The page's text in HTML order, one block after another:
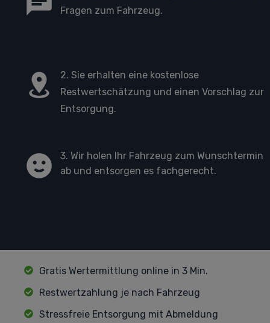
Fragen zum Fahrzeug.
2. Sie erhalten eine kostenlose
Restwertschätzung und einen Vorschlag zur
Entsorgung.
3. Wir holen Ihr Fahrzeug zum Wunschtermin
ab und entsorgen es fachgerecht.
Gratis Wertermittlung online in 3 Min.
Restwertzahlung je nach Fahrzeug
Stressfreie Entsorgung mit Abmeldung